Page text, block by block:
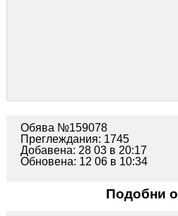
Обява №159078
Преглеждания: 1745
Добавена: 28 03 в 20:17
Обновена: 12 06 в 10:34
Подобни